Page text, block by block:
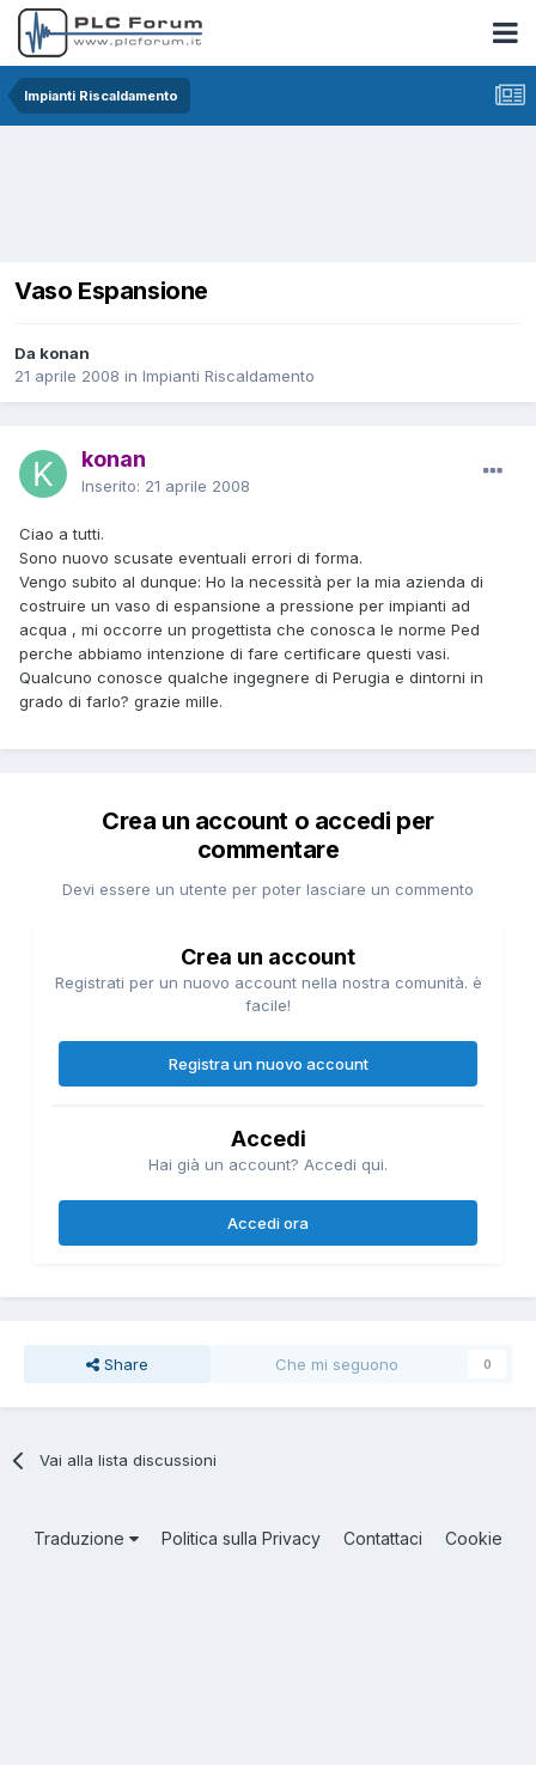
Impianti Riscaldamento
Vaso Espansione
Da konan
21 aprile 2008 in Impianti Riscaldamento
konan
Inserito: 21 aprile 2008
Ciao a tutti.
Sono nuovo scusate eventuali errori di forma.
Vengo subito al dunque: Ho la necessità per la mia azienda di
costruire un vaso di espansione a pressione per impianti ad
acqua , mi occorre un progettista che conosca le norme Ped
perche abbiamo intenzione di fare certificare questi vasi.
Qualcuno conosce qualche ingegnere di Perugia e dintorni in
grado di farlo? grazie mille.
Crea un account o accedi per
commentare
Devi essere un utente per poter lasciare un commento
Crea un account
Registrati per un nuovo account nella nostra comunità. è
facile!
Registra un nuovo account
Accedi
Hai già un account? Accedi qui.
Accedi ora
Share Che mi seguono 0
Vai alla lista discussioni
Traduzione Politica sulla Privacy Contattaci Cookie